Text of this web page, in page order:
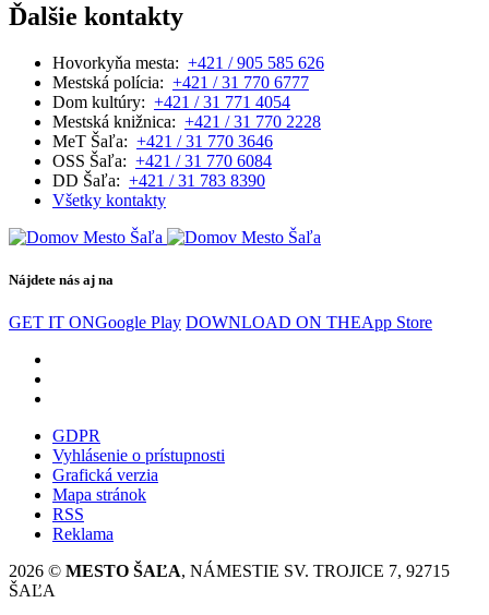
Ďalšie kontakty
Hovorkyňa mesta: +421 / 905 585 626
Mestská polícia: +421 / 31 770 6777
Dom kultúry: +421 / 31 771 4054
Mestská knižnica: +421 / 31 770 2228
MeT Šaľa: +421 / 31 770 3646
OSS Šaľa: +421 / 31 770 6084
DD Šaľa: +421 / 31 783 8390
Všetky kontakty
Nájdete nás aj na
GET IT ONGoogle Play DOWNLOAD ON THEApp Store
GDPR
Vyhlásenie o prístupnosti
Grafická verzia
Mapa stránok
RSS
Reklama
2026 © MESTO ŠAĽA, NÁMESTIE SV. TROJICE 7, 92715
ŠAĽA